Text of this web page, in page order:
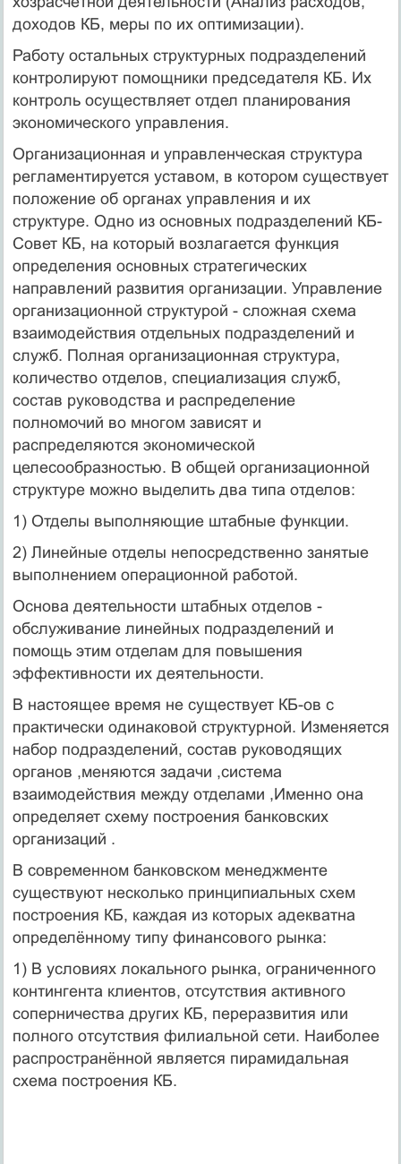
доходов КБ, меры по их оптимизации).
Работу остальных структурных подразделений
контролируют помощники председателя КБ. Их
контроль осуществляет отдел планирования
экономического управления.
Организационная и управленческая структура
регламентируется уставом, в котором существует
положение об органах управления и их
структуре. Одно из основных подразделений КБ-
Совет КБ, на который возлагается функция
определения основных стратегических
направлений развития организации. Управление
организационной структурой - сложная схема
взаимодействия отдельных подразделений и
служб. Полная организационная структура,
количество отделов, специализация служб,
состав руководства и распределение
полномочий во многом зависят и
распределяются экономической
целесообразностью. В общей организационной
структуре можно выделить два типа отделов:
1) Отделы выполняющие штабные функции.
2) Линейные отделы непосредственно занятые
выполнением операционной работой.
Основа деятельности штабных отделов -
обслуживание линейных подразделений и
помощь этим отделам для повышения
эффективности их деятельности.
В настоящее время не существует КБ-ов с
практически одинаковой структурной. Изменяется
набор подразделений, состав руководящих
органов ,меняются задачи ,система
взаимодействия между отделами ,Именно она
определяет схему построения банковских
организаций .
В современном банковском менеджменте
существуют несколько принципиальных схем
построения КБ, каждая из которых адекватна
определённому типу финансового рынка:
1) В условиях локального рынка, ограниченного
контингента клиентов, отсутствия активного
соперничества других КБ, переразвития или
полного отсутствия филиальной сети. Наиболее
распространённой является пирамидальная
схема построения КБ.